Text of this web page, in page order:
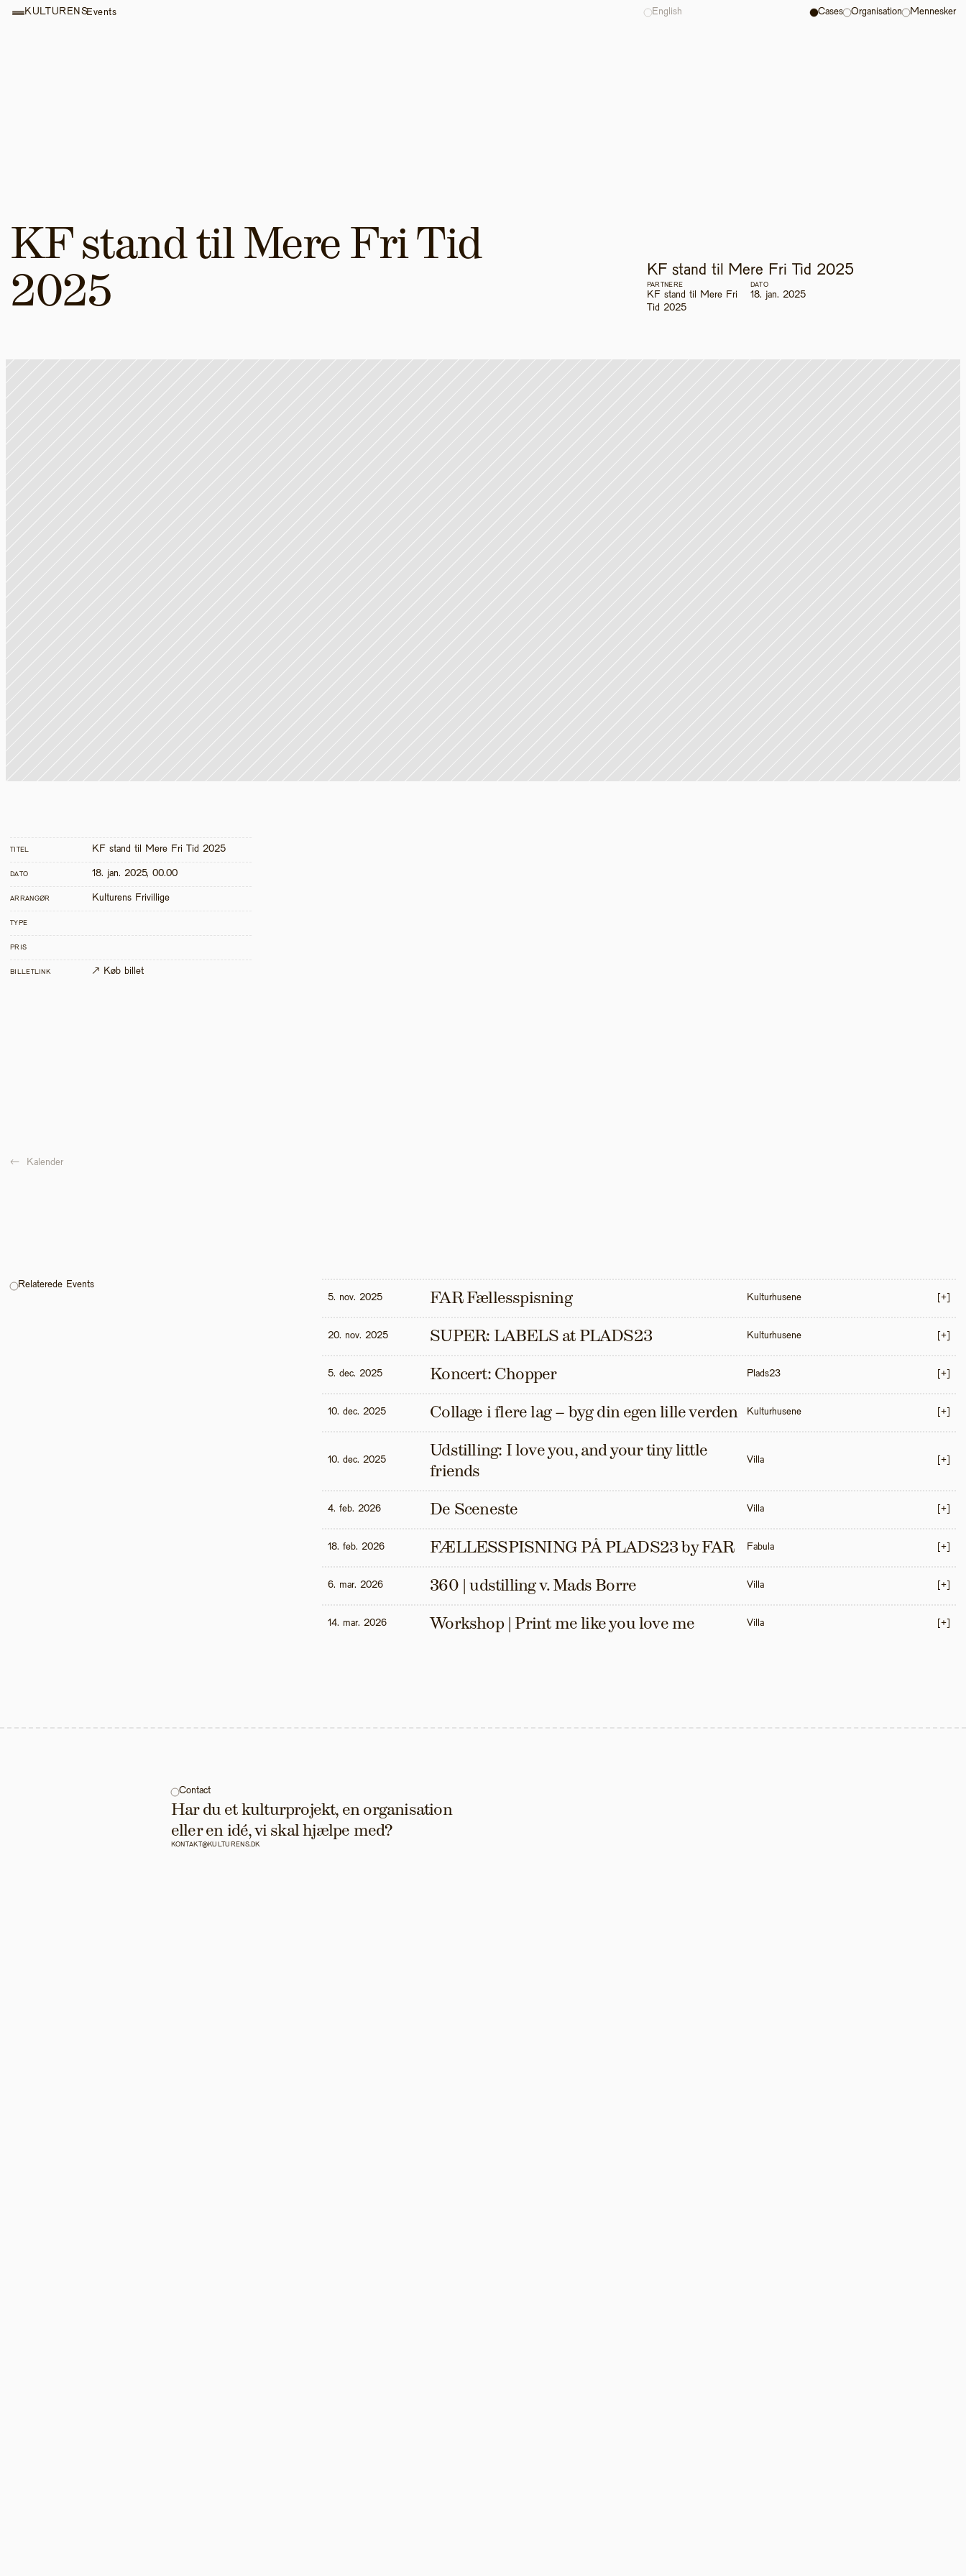
KF stand til Mere Fri Tid
2025
KF stand til Mere Fri Tid 2025
PARTNERE
KF stand til Mere Fri
Tid 2025
DATO
18. jan. 2025
TITEL KF stand til Mere Fri Tid 2025
DATO 18. jan. 2025, 00.00
ARRANGØR Kulturens Frivillige
TYPE
PRIS
BILLETLINK ↗ Køb billet
← Kalender
Relaterede Events
5. nov. 2025
FAR Fællesspisning Kulturhusene [+]
20. nov. 2025 SUPER: LABELS at PLADS23 Kulturhusene [+]
5. dec. 2025 Koncert: Chopper Plads23 [+]
10. dec. 2025 Collage i flere lag – byg din egen lille verden Kulturhusene [+]
10. dec. 2025
Udstilling: I love you, and your tiny little
friends
Villa [+]
4. feb. 2026 De Sceneste Villa [+]
18. feb. 2026 FÆLLESSPISNING PÅ PLADS23 by FAR Fabula [+]
6. mar. 2026 360 | udstilling v. Mads Borre Villa [+]
14. mar. 2026 Workshop | Print me like you love me Villa [+]
KONTAKT@KULTURENS.DK
Har du et kulturprojekt, en organisation
eller en idé, vi skal hjælpe med?
Contact
KULTURENSEvents English Cases Organisation Mennesker